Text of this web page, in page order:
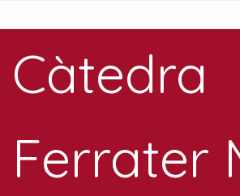
Càtedra
Ferrater